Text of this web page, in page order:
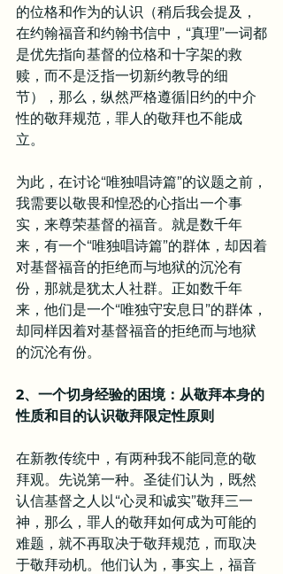
的位格和作为的认识（稍后我会提及，
在约翰福音和约翰书信中，“真理”一词都
是优先指向基督的位格和十字架的救
赎，而不是泛指一切新约教导的细
节），那么，纵然严格遵循旧约的中介
性的敬拜规范，罪人的敬拜也不能成
立。
为此，在讨论“唯独唱诗篇”的议题之前，
我需要以敬畏和惶恐的心指出一个事
实，来尊荣基督的福音。就是数千年
来，有一个“唯独唱诗篇”的群体，却因着
对基督福音的拒绝而与地狱的沉沦有
份，那就是犹太人社群。正如数千年
来，他们是一个“唯独守安息日”的群体，
却同样因着对基督福音的拒绝而与地狱
的沉沦有份。
2、一个切身经验的困境：从敬拜本身的
性质和目的认识敬拜限定性原则
在新教传统中，有两种我不能同意的敬
拜观。先说第一种。圣徒们认为，既然
认信基督之人以“心灵和诚实”敬拜三一
神，那么，罪人的敬拜如何成为可能的
难题，就不再取决于敬拜规范，而取决
于敬拜动机。他们认为，事实上，福音